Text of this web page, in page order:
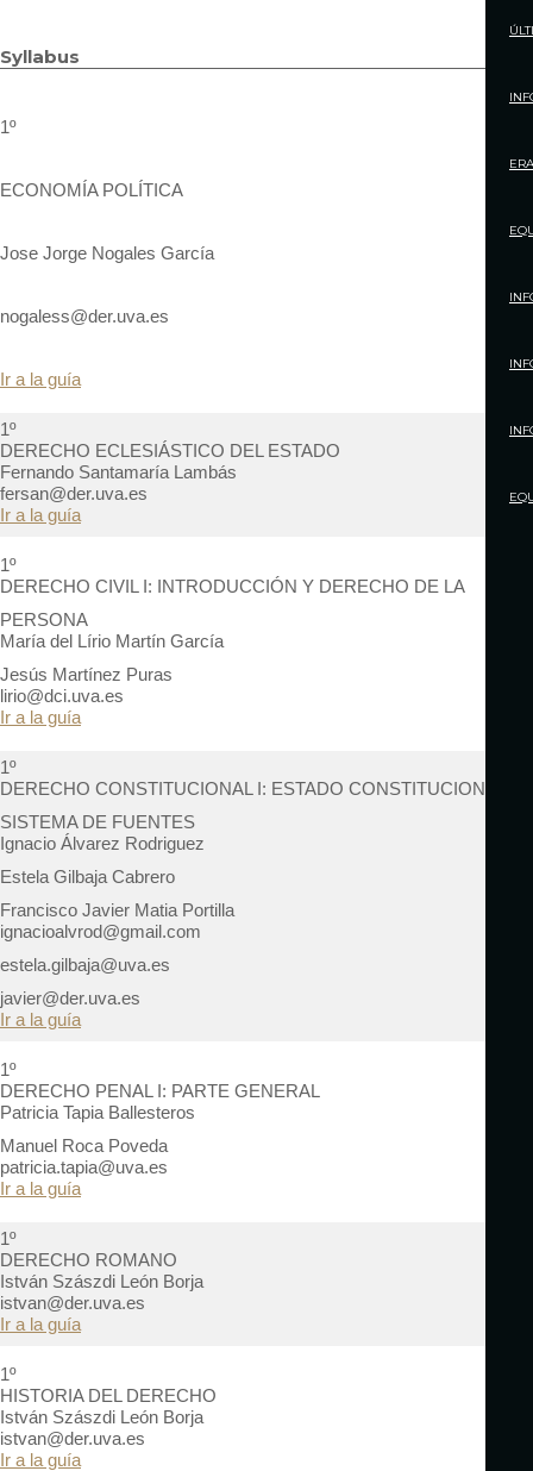
Syllabus
1º
ECONOMÍA POLÍTICA
Jose Jorge Nogales García
nogaless@der.uva.es
Ir a la guía
1º
DERECHO ECLESIÁSTICO DEL ESTADO
Fernando Santamaría Lambás
fersan@der.uva.es
Ir a la guía
1º
DERECHO CIVIL I: INTRODUCCIÓN Y DERECHO DE LA
PERSONA
María del Lírio Martín García
Jesús Martínez Puras
lirio@dci.uva.es
Ir a la guía
1º
DERECHO CONSTITUCIONAL I: ESTADO CONSTITUCIONAL Y
SISTEMA DE FUENTES
Ignacio Álvarez Rodriguez
Estela Gilbaja Cabrero
Francisco Javier Matia Portilla
ignacioalvrod@gmail.com
estela.gilbaja@uva.es
javier@der.uva.es
Ir a la guía
1º
DERECHO PENAL I: PARTE GENERAL
Patricia Tapia Ballesteros
Manuel Roca Poveda
patricia.tapia@uva.es
Ir a la guía
1º
DERECHO ROMANO
István Szászdi León Borja
istvan@der.uva.es
Ir a la guía
1º
HISTORIA DEL DERECHO
István Szászdi León Borja
istvan@der.uva.es
Ir a la guía